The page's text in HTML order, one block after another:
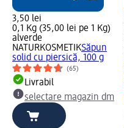
3,50 lei
0,1 Kg (35,00 lei pe 1 Kg)
alverde
NATURKOSMETIKSăpun
solid cu piersică, 100 g
(65)
Livrabil
selectare magazin dm